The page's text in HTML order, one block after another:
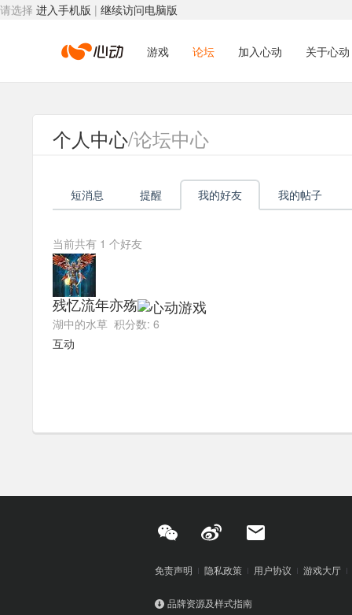
请选择 进入手机版 | 继续访问电脑版
心
动
络
游戏 论坛 加入心动 关于心动
个人中心/论坛中心
短消息 提醒 我的好友 我的帖子
当前共有 1 个好友
残忆流年亦殇
湖中的水草 积分数: 6
互动
免责声明 隐私政策 用户协议 游戏大厅
品牌资源及样式指南